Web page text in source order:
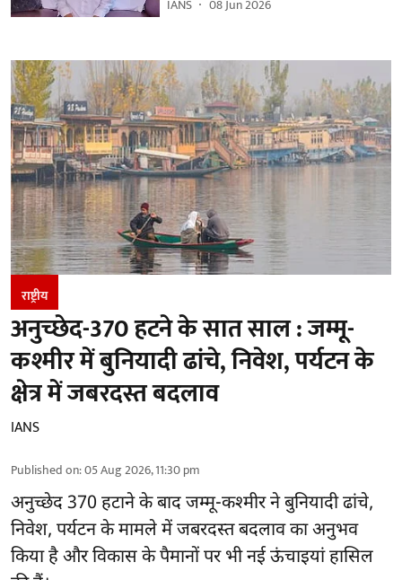
IANS 08 Jun 2026
राष्ट्रीय
अनुच्छेद-370 हटने के सात साल : जम्मू-
कश्मीर में बुनियादी ढांचे, निवेश, पर्यटन के
क्षेत्र में जबरदस्त बदलाव
IANS
Published on:05 Aug 2026, 11:30 pm
अनुच्छेद 370 हटाने के बादजम्मू-कश्मीर ने बुनियादी ढांचे,
निवेश, पर्यटन के मामले में जबरदस्त बदलाव का अनुभव
किया है और विकास के पैमानों पर भी नई ऊंचाइयां हासिल